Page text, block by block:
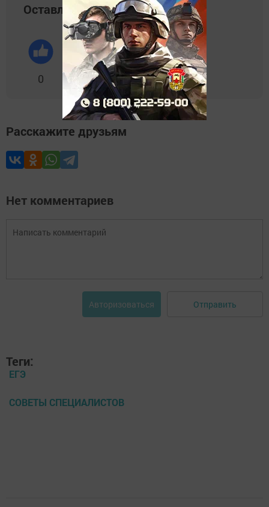
Оставляйте реакции
0 0 0 0 0
Расскажите друзьям
Нет комментариев
Авторизоваться Отправить
Теги:
ЕГЭ
СОВЕТЫ СПЕЦИАЛИСТОВ